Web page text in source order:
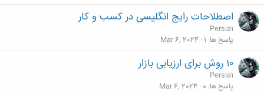
اصطلاحات رایج انگلیسی در کسب و کار
Persia1
پاسخ ها 1
Mar 6, 2024
۱۰ روش برای ارزیابی بازار
Persia1
پاسخ ها 0
Mar 6, 2024